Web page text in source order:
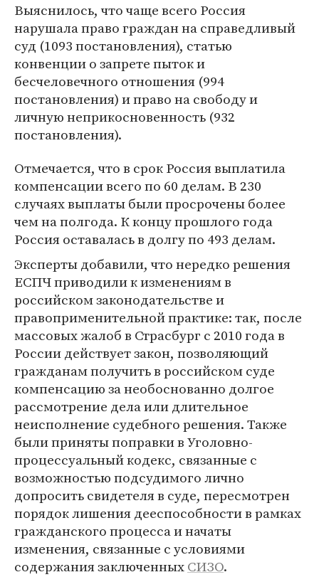
Выяснилось, что чаще всего Россия
нарушала право граждан на справедливый
суд (1093 постановления), статью
конвенции о запрете пыток и
бесчеловечного отношения (994
постановления) и право на свободу и
личную неприкосновенность (932
постановления).
Отмечается, что в срок Россия выплатила
компенсации всего по 60 делам. В 230
случаях выплаты были просрочены более
чем на полгода. К концу прошлого года
Россия оставалась в долгу по 493 делам.
Эксперты добавили, что нередко решения
ЕСПЧ приводили к изменениям в
российском законодательстве и
правоприменительной практике: так, после
массовых жалоб в Страсбург с 2010 года в
России действует закон, позволяющий
гражданам получить в российском суде
компенсацию за необоснованно долгое
рассмотрение дела или длительное
неисполнение судебного решения. Также
были приняты поправки в Уголовно-
процессуальный кодекс, связанные с
возможностью подсудимого лично
допросить свидетеля в суде, пересмотрен
порядок лишения дееспособности в рамках
гражданского процесса и начаты
изменения, связанные с условиями
содержания заключенныхСИЗО.